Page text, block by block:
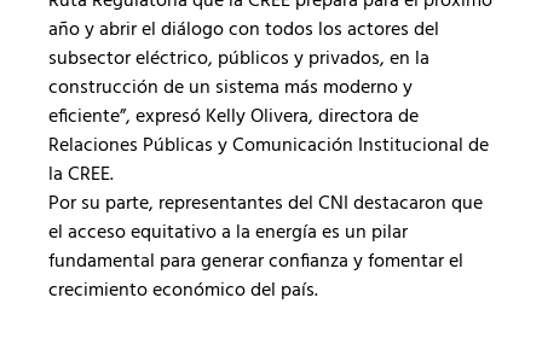
año y abrir el diálogo con todos los actores del
subsector eléctrico, públicos y privados, en la
construcción de un sistema más moderno y
eficiente”, expresó Kelly Olivera, directora de
Relaciones Públicas y Comunicación Institucional de
la CREE.
Por su parte, representantes del CNI destacaron que
el acceso equitativo a la energía es un pilar
fundamental para generar confianza y fomentar el
crecimiento económico del país.